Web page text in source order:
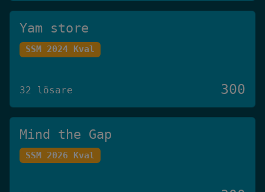
Yam store
SSM 2024 Kval
32 lösare 300
Mind the Gap
SSM 2026 Kval